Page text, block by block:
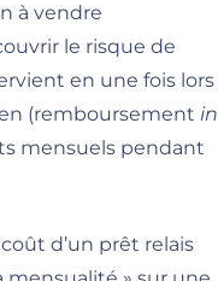
à vendre
le risque de
en une fois lors
(remboursement in
mensuels pendant
d’un prêt relais